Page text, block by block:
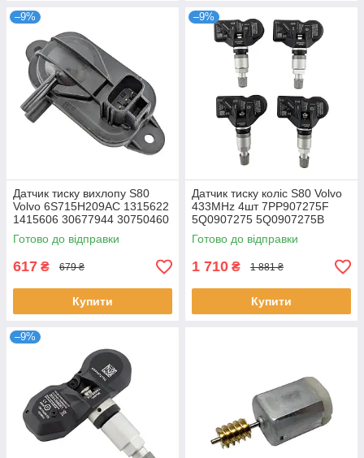
–9%
Датчик тиску вихлопу S80
Volvo 6S715H209AC 1315622
1415606 30677944 30750460
30757183 3M5A5L200AA
Y65018215
Готово до відправки
617 ₴ 679 ₴
Купити
–9%
Датчик тиску коліс S80 Volvo
433MHz 4шт 7PP907275F
5Q0907275 5Q0907275B
4D0907275 36106877937
36236781847
Готово до відправки
1 710 ₴ 1 881 ₴
Купити
–9%